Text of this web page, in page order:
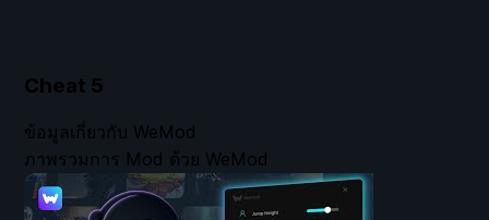
Cheat 5
ข้อมูลเกี่ยวกับ WeMod
ภาพรวมการ Mod ด้วย WeMod